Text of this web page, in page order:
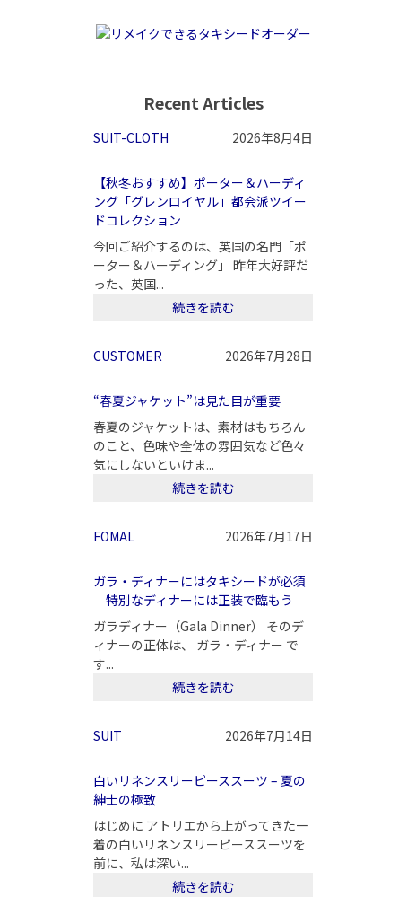
Recent Articles
SUIT-CLOTH 2026年8月4日
【秋冬おすすめ】ポーター＆ハーディ
ング「グレンロイヤル」都会派ツイー
ドコレクション
今回ご紹介するのは、英国の名門「ポ
ーター＆ハーディング」 昨年大好評だ
った、英国...
続きを読む
CUSTOMER 2026年7月28日
“春夏ジャケット”は見た目が重要
春夏のジャケットは、素材はもちろん
のこと、色味や全体の雰囲気など色々
気にしないといけま...
続きを読む
FOMAL 2026年7月17日
ガラ・ディナーにはタキシードが必須
｜特別なディナーには正装で臨もう
ガラディナー（Gala Dinner） そのデ
ィナーの正体は、 ガラ・ディナー で
す...
続きを読む
SUIT 2026年7月14日
白いリネンスリーピーススーツ – 夏の
紳士の極致
はじめに アトリエから上がってきた一
着の白いリネンスリーピーススーツを
前に、私は深い...
続きを読む